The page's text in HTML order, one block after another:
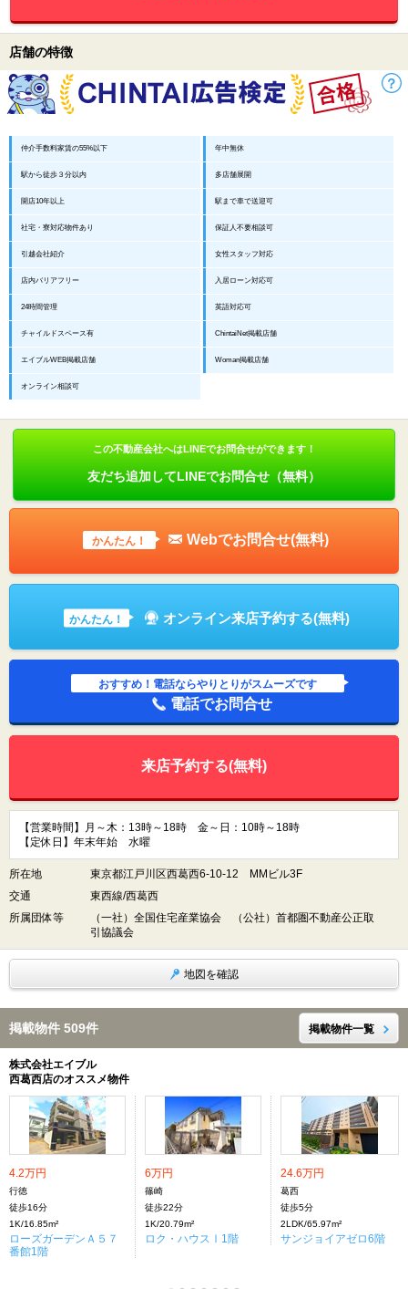
店舗の特徴
仲介手数料家賃の55%以下 年中無休
駅から徒歩３分以内 多店舗展開
開店10年以上 駅まで車で送迎可
社宅・寮対応物件あり 保証人不要相談可
引越会社紹介 女性スタッフ対応
店内バリアフリー 入居ローン対応可
24時間管理 英語対応可
チャイルドスペース有 ChintaiNet掲載店舗
エイブルWEB掲載店舗 Woman掲載店舗
オンライン相談可
この不動産会社へはLINEでお問合せができます！
友だち追加してLINEでお問合せ（無料）
かんたん！ Webでお問合せ(無料)
かんたん！ オンライン来店予約する(無料)
おすすめ！電話ならやりとりがスムーズです
電話でお問合せ
来店予約する(無料)
【営業時間】月～木：13時～18時 金～日：10時～18時
【定休日】年末年始 水曜
所在地
東京都江戸川区西葛西6-10-12 MMビル3F
交通
東西線/西葛西
所属団体等
（一社）全国住宅産業協会 （公社）首都圏不動産公正取
引協議会
地図を確認
掲載物件 509件 掲載物件一覧
株式会社エイブル
西葛西店のオススメ物件
4.2万円
行徳
徒歩16分
1K/16.85m²
ローズガーデンＡ５７
番館1階
6万円
篠崎
徒歩22分
1K/20.79m²
ロク・ハウスⅠ1階
24.6万円
葛西
徒歩5分
2LDK/65.97m²
サンジョイアゼロ6階